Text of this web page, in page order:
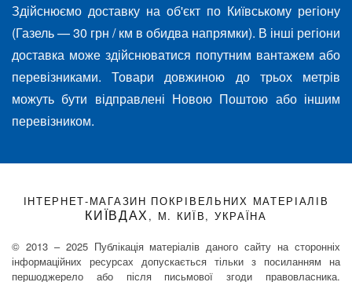
Здійснюємо доставку на об'єкт по Київському регіону
(Газель — 30 грн / км в обидва напрямки). В інші регіони
доставка може здійснюватися попутним вантажем або
перевізниками. Товари довжиною до трьох метрів
можуть бути відправлені Новою Поштою або іншим
перевізником.
ІНТЕРНЕТ-МАГАЗИН ПОКРІВЕЛЬНИХ МАТЕРІАЛІВ
КИЇВДАХ , М. КИЇВ, УКРАЇНА
© 2013 – 2025 Публікація матеріалів даного сайту на сторонніх
інформаційних ресурсах допускається тільки з посиланням на
першоджерело або після письмової згоди правовласника.